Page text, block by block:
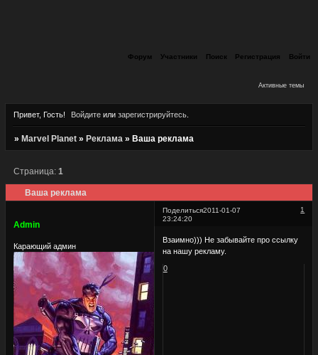
Форум Участники Поиск Регистрация Войти
Активные темы
Привет, Гость! Войдите илизарегистрируйтесь
» Marvel Planet » Реклама » Ваша реклама
Ваша реклама
Страница: 1
Поделиться 1
2011-01-07
23:24:20
Admin
Карающий админ
Взаимно))) Не забывайте про ссылку
на нашу рекламу.
0